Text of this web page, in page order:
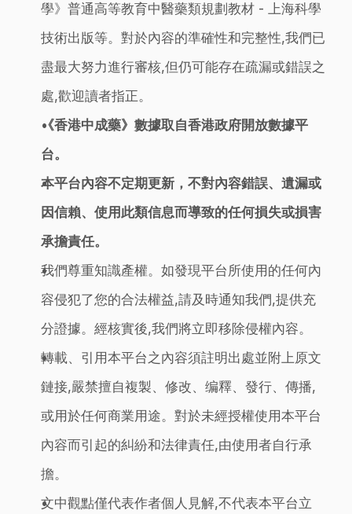
學》普通高等教育中醫藥類規劃教材 - 上海科學
技術出版等。對於內容的準確性和完整性,我們已
盡最大努力進行審核,但仍可能存在疏漏或錯誤之
處,歡迎讀者指正。
《香港中成藥》數據取自香港政府開放數據平
台。
本平台內容不定期更新，不對內容錯誤、遺漏或
因信賴、使用此類信息而導致的任何損失或損害
承擔責任。
我們尊重知識產權。如發現平台所使用的任何內
容侵犯了您的合法權益,請及時通知我們,提供充
分證據。經核實後,我們將立即移除侵權內容。
轉載、引用本平台之內容須註明出處並附上原文
鏈接,嚴禁擅自複製、修改、编釋、發行、傳播,
或用於任何商業用途。對於未經授權使用本平台
內容而引起的糾紛和法律責任,由使用者自行承
擔。
文中觀點僅代表作者個人見解,不代表本平台立